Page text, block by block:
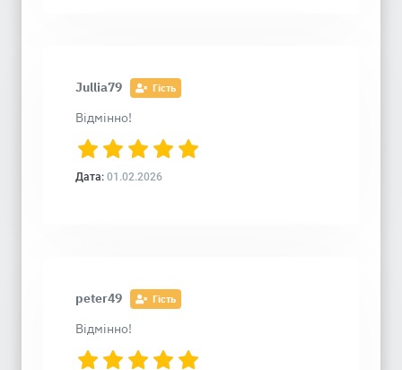
Jullia79 Гість
Відмінно!
Дата: 01.02.2026
peter49 Гість
Відмінно!